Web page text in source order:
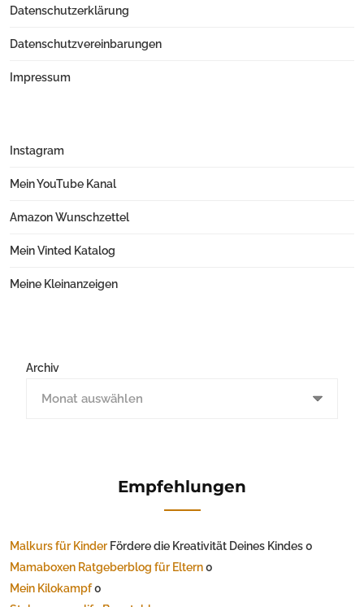
Datenschutzerklärung
Datenschutzvereinbarungen
Impressum
Instagram
Mein YouTube Kanal
Amazon Wunschzettel
Mein Vinted Katalog
Meine Kleinanzeigen
Archiv
Empfehlungen
Malkurs für Kinder Fördere die Kreativität Deines Kindes 0
Mamaboxen Ratgeberblog für Eltern0
Mein Kilokampf0